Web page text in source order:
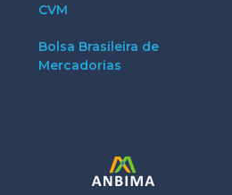
CVM
Bolsa Brasileira de
Mercadorias